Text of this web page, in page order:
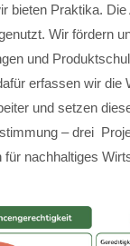
bieten Praktika.
Wir fördern
und
erfassen wir die
und setzen
– drei
für nachhaltiges